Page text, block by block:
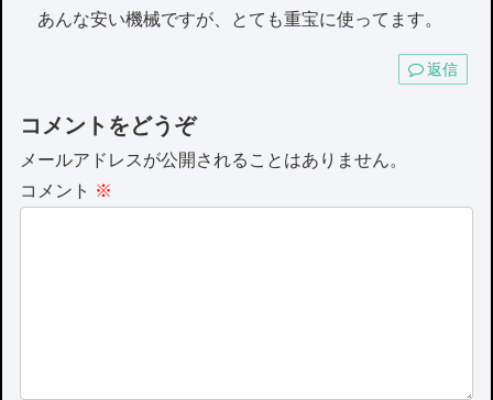
あんな安い機械ですが、とても重宝に使ってます。
返信
コメントをどうぞ
メールアドレスが公開されることはありません。
コメント ※